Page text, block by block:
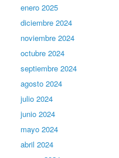
enero 2025
diciembre 2024
noviembre 2024
octubre 2024
septiembre 2024
agosto 2024
julio 2024
junio 2024
mayo 2024
abril 2024